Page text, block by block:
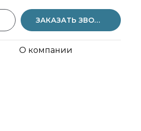
ЗАКАЗАТЬ ЗВОНОК
О компании